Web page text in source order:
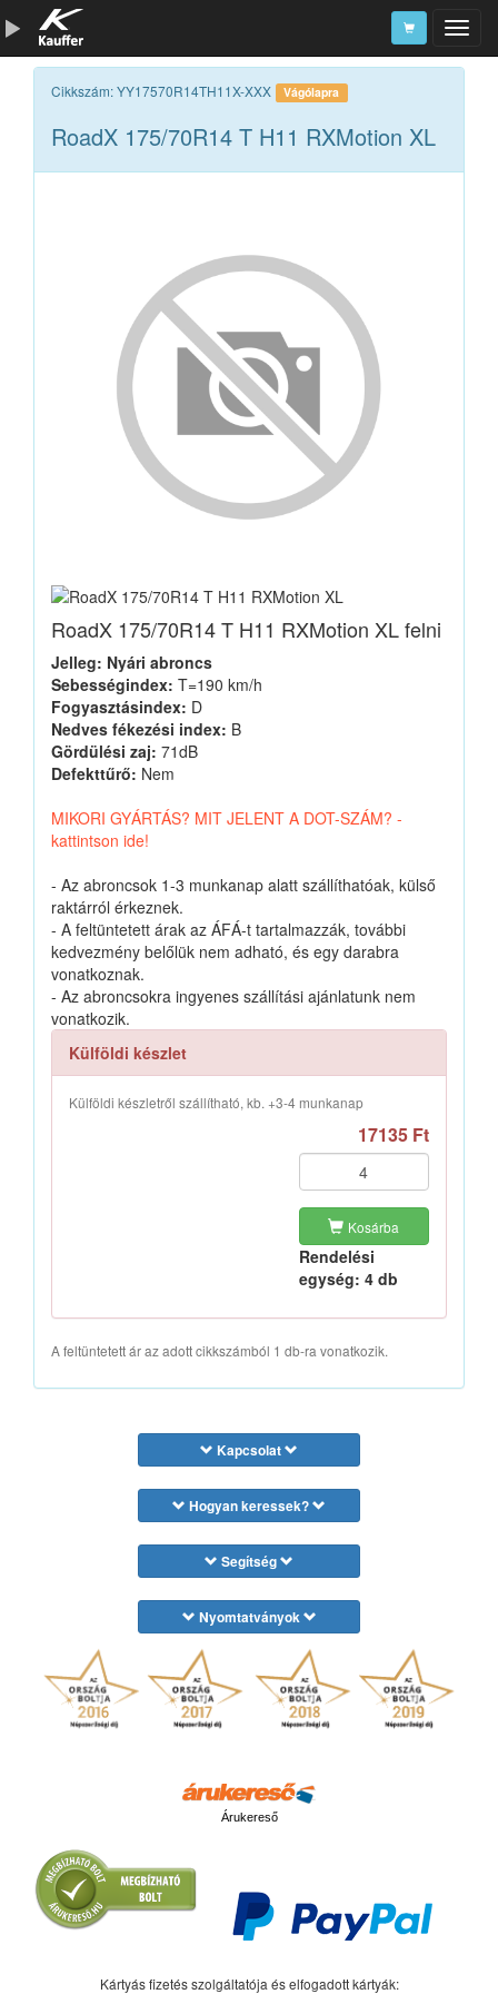
Szerszámkatalógus
Kosár
Alkatrészek
Cikkszám: YY17570R14TH11X-XXX Vágólapra
RoadX 175/70R14 T H11 RXMotion XL
RoadX 175/70R14 T H11 RXMotion XL felni
Jelleg: Nyári abroncs
Sebességindex: T=190 km/h
Fogyasztásindex: D
Nedves fékezési index: B
Gördülési zaj: 71dB
Defekttűrő: Nem
MIKORI GYÁRTÁS? MIT JELENT A DOT-SZÁM? -
kattintson ide!
- Az abroncsok 1-3 munkanap alatt szállíthatóak, külső
raktárról érkeznek.
- A feltüntetett árak az ÁFÁ-t tartalmazzák, további
kedvezmény belőlük nem adható, és egy darabra
vonatkoznak.
- Az abroncsokra ingyenes szállítási ajánlatunk nem
vonatkozik.
Külföldi készlet
Külföldi készletről szállítható, kb. +3-4 munkanap
17135 Ft
Kosárba
Rendelési
egység: 4 db
A feltüntetett ár az adott cikkszámból 1 db-ra vonatkozik.
Kapcsolat
Hogyan keressek?
Segítség
Nyomtatványok
Árukereső
Kártyás fizetés szolgáltatója és elfogadott kártyák: